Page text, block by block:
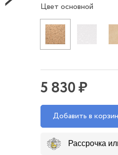
Цвет основной
5 830 ₽
Добавить в
Рассрочка